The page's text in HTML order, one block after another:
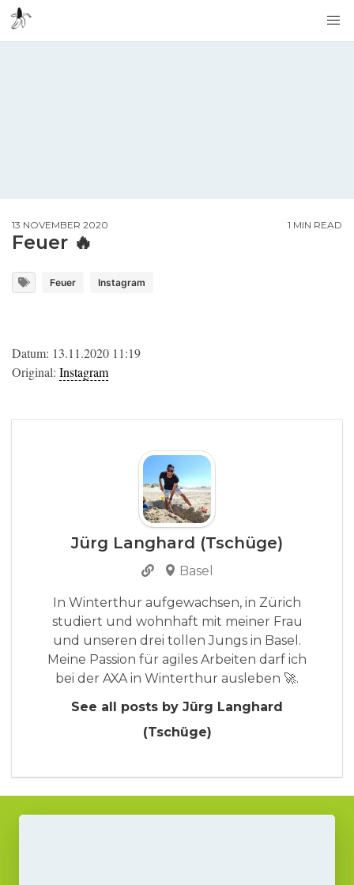
13 NOVEMBER 2020 1 MIN READ
Feuer 🔥
Feuer Instagram
Datum: 13.11.2020 11:19
Original: Instagram
Jürg Langhard (Tschüge)
Basel
In Winterthur aufgewachsen, in Zürich
studiert und wohnhaft mit meiner Frau
und unseren drei tollen Jungs in Basel.
Meine Passion für agiles Arbeiten darf ich
bei der AXA in Winterthur ausleben 🚀.
See all posts by Jürg Langhard
(Tschüge)